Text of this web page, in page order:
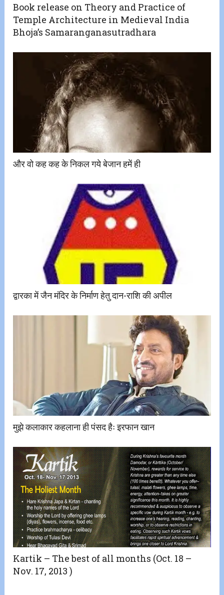
Book release on Theory and Practice of
Temple Architecture in Medieval India
Bhoja’s Samaranganasutradhara
और वो कह कह के निकल गये बेजान हमें ही
द्वारका में जैन मंदिर के निर्माण हेतु दान-राशि की अपील
मुझे कलाकार कहलाना ही पंसद हैः इरफान खान
Kartik – The best of all months (Oct. 18 –
Nov. 17, 2013 )